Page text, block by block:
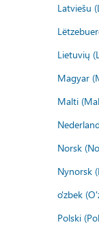
Latviešu
Lietuvių
Magyar
Malti
Norsk
Nynorsk
o'zbek
Polski